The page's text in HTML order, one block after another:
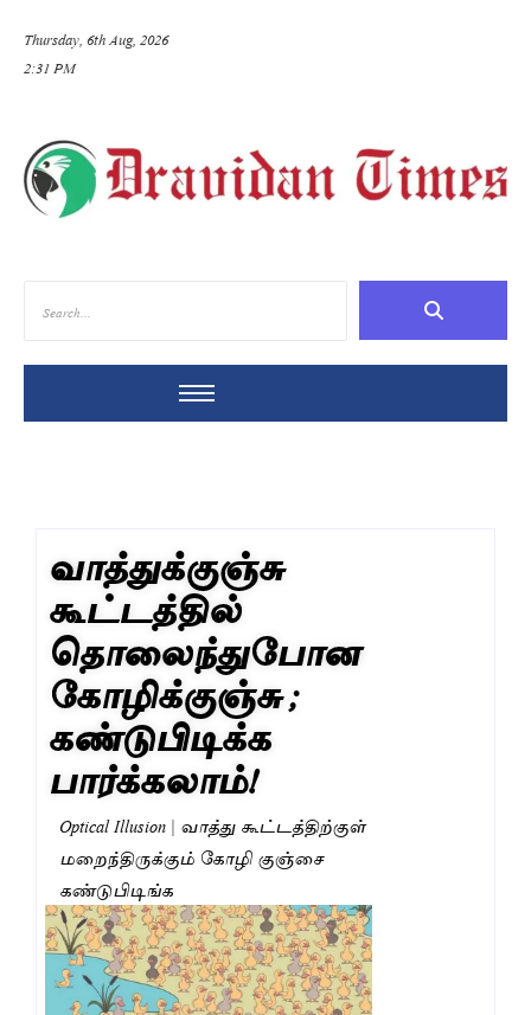
Thursday, 6th Aug, 2026
2:31 PM
வாத்துக்குஞ்சு
கூட்டத்தில்
தொலைந்துபோன
கோழிக்குஞ்சு ;
கண்டுபிடிக்க
பார்க்கலாம்!
Optical Illusion | வாத்து கூட்டத்திற்குள்
மறைந்திருக்கும் கோழி குஞ்சை
கண்டுபிடிங்க